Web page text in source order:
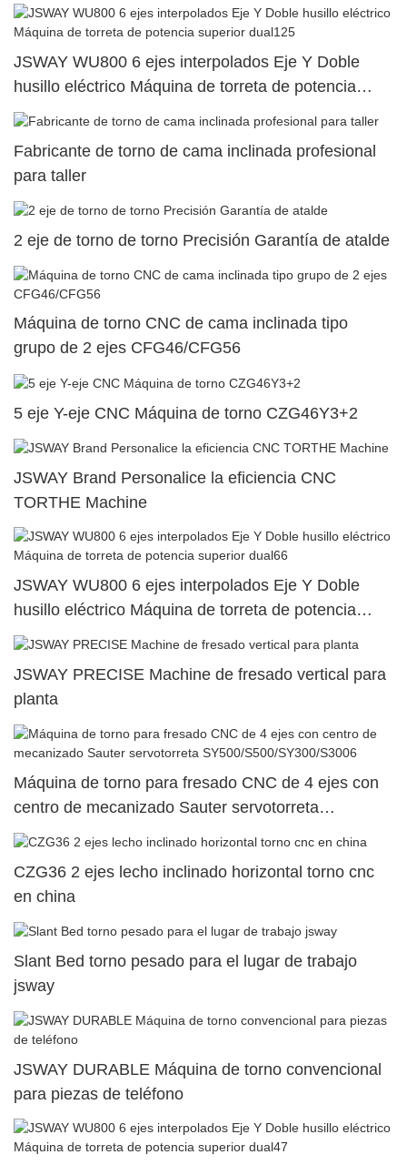
JSWAY WU800 6 ejes interpolados Eje Y Doble
husillo eléctrico Máquina de torreta de potencia
superior dual125
Fabricante de torno de cama inclinada profesional
para taller
2 eje de torno de torno Precisión Garantía de atalde
Máquina de torno CNC de cama inclinada tipo
grupo de 2 ejes CFG46/CFG56
5 eje Y-eje CNC Máquina de torno CZG46Y3+2
JSWAY Brand Personalice la eficiencia CNC
TORTHE Machine
JSWAY WU800 6 ejes interpolados Eje Y Doble
husillo eléctrico Máquina de torreta de potencia
superior dual66
JSWAY PRECISE Machine de fresado vertical para
planta
Máquina de torno para fresado CNC de 4 ejes con
centro de mecanizado Sauter servotorreta
SY500/S500/SY300/S3006
CZG36 2 ejes lecho inclinado horizontal torno cnc
en china
Slant Bed torno pesado para el lugar de trabajo
jsway
JSWAY DURABLE Máquina de torno convencional
para piezas de teléfono